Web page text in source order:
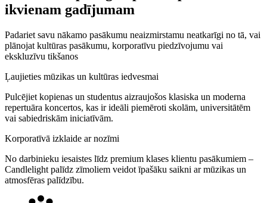
ikvienam gadījumam
Padariet savu nākamo pasākumu neaizmirstamu neatkarīgi no tā, vai
plānojat kultūras pasākumu, korporatīvu piedzīvojumu vai
ekskluzīvu tikšanos
Ļaujieties mūzikas un kultūras iedvesmai
Pulcējiet kopienas un studentus aizraujošos klasiska un moderna
repertuāra koncertos, kas ir ideāli piemēroti skolām, universitātēm
vai sabiedriskām iniciatīvām.
Korporatīvā izklaide ar nozīmi
No darbinieku iesaistes līdz premium klases klientu pasākumiem –
Candlelight palīdz zīmoliem veidot īpašāku saikni ar mūzikas un
atmosfēras palīdzību.